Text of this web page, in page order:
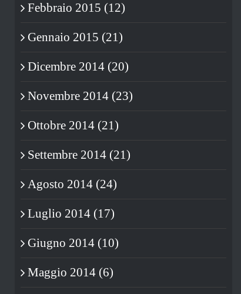
Febbraio 2015 (12)
Gennaio 2015 (21)
Dicembre 2014 (20)
Novembre 2014 (23)
Ottobre 2014 (21)
Settembre 2014 (21)
Agosto 2014 (24)
Luglio 2014 (17)
Giugno 2014 (10)
Maggio 2014 (6)